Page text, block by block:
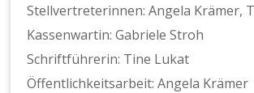
Stellvertreterinnen: Angela Krämer,
Kassenwartin: Gabriele Stroh
Schriftführerin: Tine Lukat
Öffentlichkeitsarbeit: Angela Krämer